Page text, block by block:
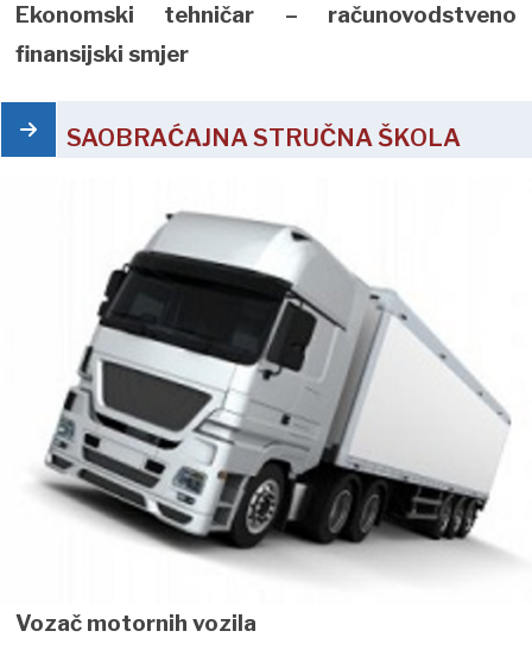
Ekonomski tehničar – računovodstveno
finansijski smjer
SAOBRAĆAJNA STRUČNA ŠKOLA
Vozač motornih vozila